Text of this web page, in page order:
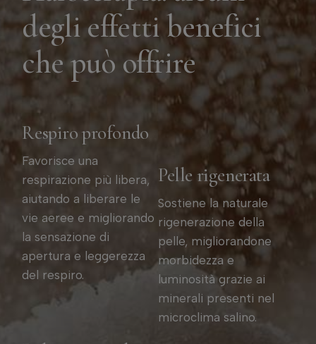
degli effetti benefici
che può offrire
Respiro profondo
Favorisce una
respirazione più libera,
aiutando a liberare le
vie aeree e migliorando
la sensazione di
apertura e leggerezza
del respiro.
Pelle rigenerata
Sostiene la naturale
rigenerazione della
pelle, migliorandone
morbidezza e
luminosità grazie ai
minerali presenti nel
microclima salino.